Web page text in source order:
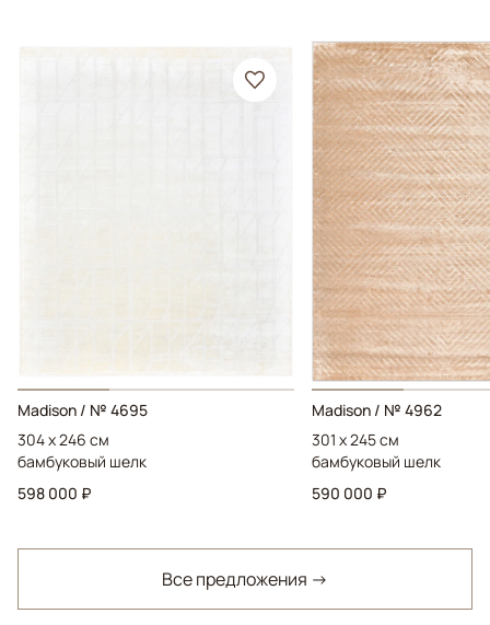
Madison / № 4695
304 x 246 см
бамбуковый шелк
598 000 ₽
Madison / № 4962
301 x 245 см
бамбуковый шелк
590 000 ₽
Все предложения →